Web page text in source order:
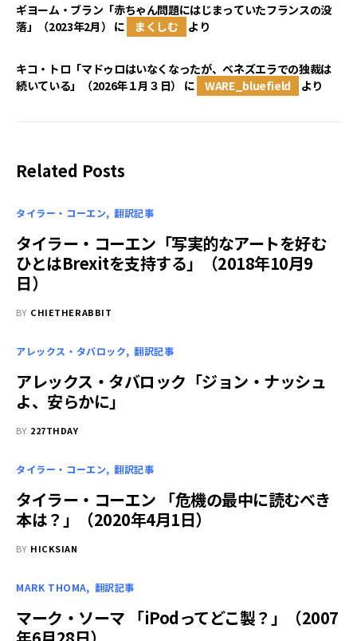
ギヨーム・ブラン「赤ちゃん問題にはじまっていたフランスの没
落」（2023年2月） に まくしむ より
キコ・トロ「マドゥロはいなくなったが、ベネズエラでの独裁は
続いている」（2026年１月３日）
に WARE_bluefield より
Related Posts
タイラー・コーエン 翻訳記事
タイラー・コーエン「写実的なアートを好む
ひとはBrexitを支持する」（2018年10月9
日）
BY CHIETHERABBIT
アレックス・タバロック 翻訳記事
アレックス・タバロック「ジョン・ナッシュ
よ、安らかに」
BY 227THDAY
タイラー・コーエン 翻訳記事
タイラー・コーエン 「危機の最中に読むべき
本は？」（2020年4月1日）
BY HICKSIAN
MARK THOMA 翻訳記事
マーク・ソーマ 「iPodってどこ製？」（2007